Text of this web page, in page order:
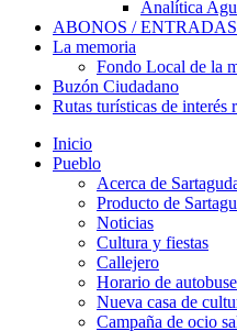
Analítica
ABONOS /
La memoria
Fondo Local de la
Buzón Ciudadano
Rutas turísticas de interés
Inicio
Pueblo
Acerca de
Producto de
Noticias
Cultura y fiestas
Callejero
Horario de
Nueva casa de
Campaña de ocio